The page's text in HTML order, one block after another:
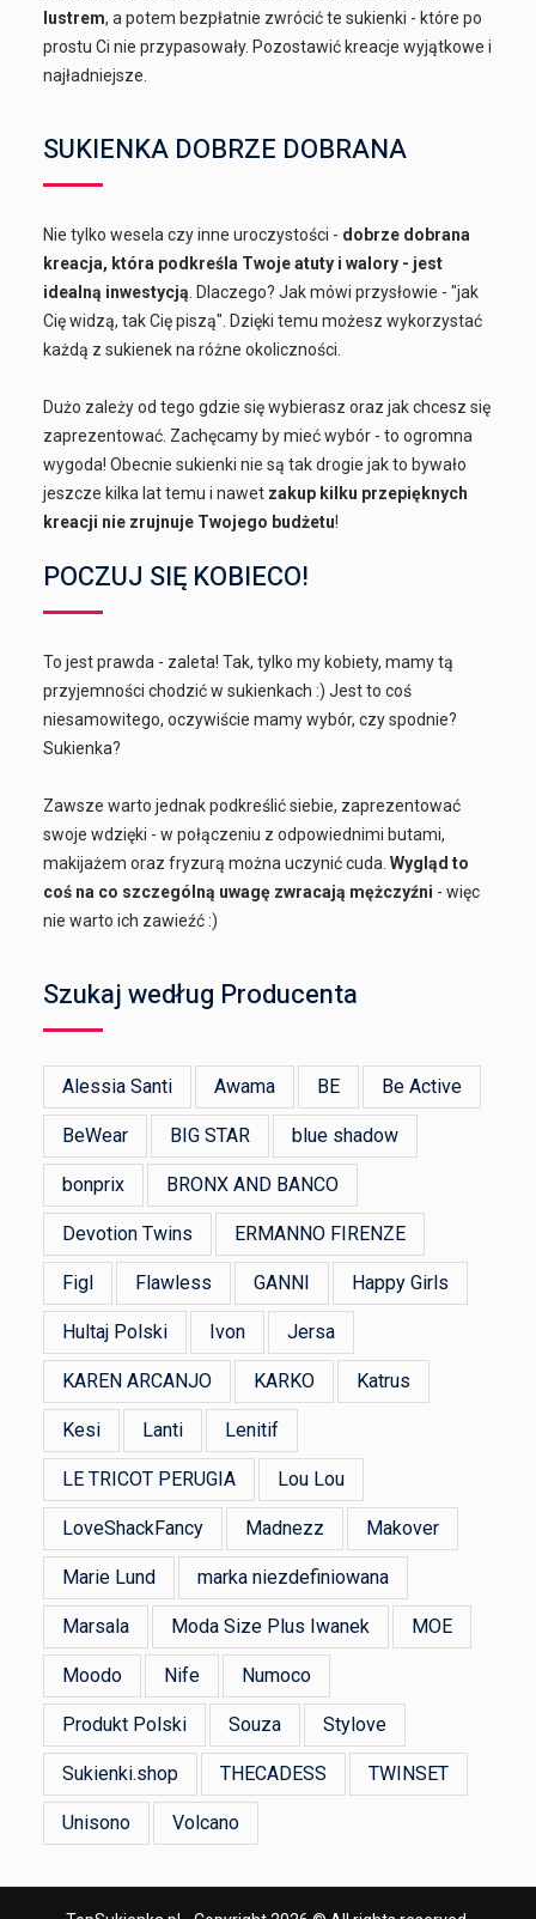
lustrem, a potem bezpłatnie zwrócić te sukienki - które po
prostu Ci nie przypasowały. Pozostawić kreacje wyjątkowe i
najładniejsze.
SUKIENKA DOBRZE DOBRANA
Nie tylko wesela czy inne uroczystości - dobrze dobrana
kreacja, która podkreśla Twoje atuty i walory - jest
idealną inwestycją . Dlaczego? Jak mówi przysłowie - "jak
Cię widzą, tak Cię piszą". Dzięki temu możesz wykorzystać
każdą z sukienek na różne okoliczności.
Dużo zależy od tego gdzie się wybierasz oraz jak chcesz się
zaprezentować. Zachęcamy by mieć wybór - to ogromna
wygoda! Obecnie sukienki nie są tak drogie jak to bywało
jeszcze kilka lat temu i nawet zakup kilku przepięknych
kreacji nie zrujnuje Twojego budżetu!
POCZUJ SIĘ KOBIECO!
To jest prawda - zaleta! Tak, tylko my kobiety, mamy tą
przyjemności chodzić w sukienkach :) Jest to coś
niesamowitego, oczywiście mamy wybór, czy spodnie?
Sukienka?
Zawsze warto jednak podkreślić siebie, zaprezentować
swoje wdzięki - w połączeniu z odpowiednimi butami,
makijażem oraz fryzurą można uczynić cuda.Wygląd to
coś na co szczególną uwagę zwracają mężczyźni - więc
nie warto ich zawieźć :)
Szukaj według Producenta
Alessia Santi Awama BE Be Active
BeWear BIG STAR blue shadow
bonprix BRONX AND BANCO
Devotion Twins ERMANNO FIRENZE
Figl Flawless GANNI Happy Girls
Hultaj Polski Ivon Jersa
KAREN ARCANJO KARKO Katrus
Kesi Lanti Lenitif
LE TRICOT PERUGIA Lou Lou
LoveShackFancy Madnezz Makover
Marie Lund marka niezdefiniowana
Marsala Moda Size Plus Iwanek MOE
Moodo Nife Numoco
Produkt Polski Souza Stylove
Sukienki.shop THECADESS TWINSET
Unisono Volcano